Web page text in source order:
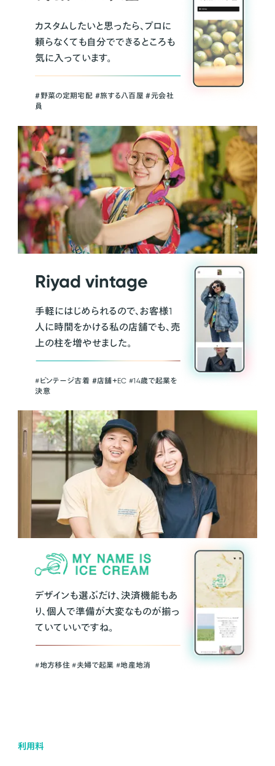
カスタムしたいと思ったら、プロに
頼らなくても自分でできるところも
気に入っています。
＃野菜の定期宅配 ＃旅する八百屋 ＃元会社
員
Riyad vintage
手軽にはじめられるので、お客様1
人に時間をかける私の店舗でも、売
上の柱を増やせました。
#ビンテージ古着 ＃店舗＋EC #14歳で起業を
決意
デザインも選ぶだけ、決済機能もあ
り、個人で準備が大変なものが揃っ
ていていいですね。
#地方移住 #夫婦で起業 #地産地消
利用料